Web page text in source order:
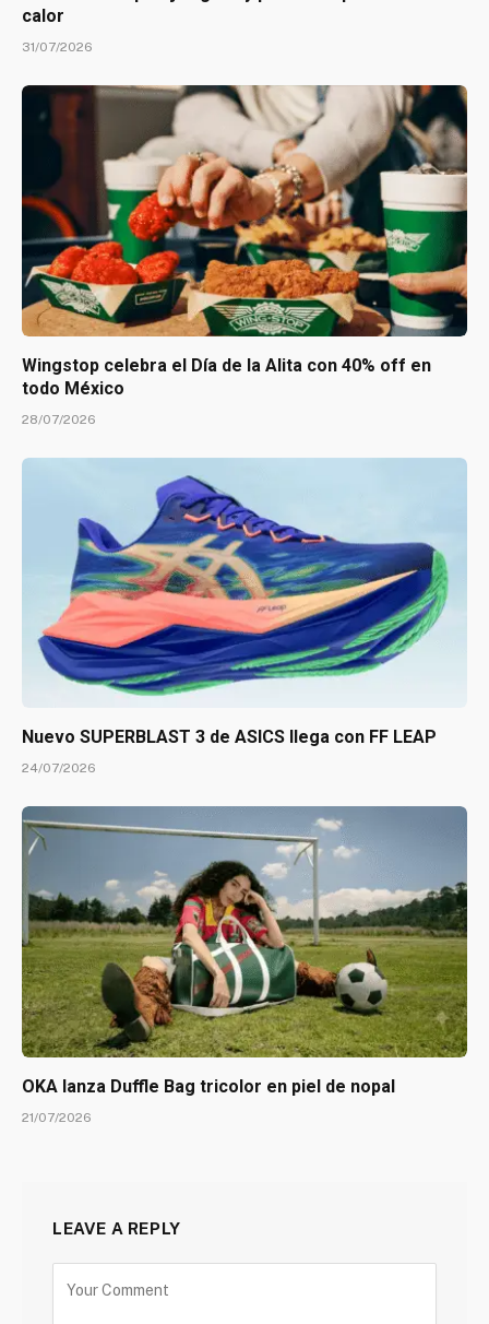
calor
31/07/2026
Wingstop celebra el Día de la Alita con 40% off en
todo México
28/07/2026
Nuevo SUPERBLAST 3 de ASICS llega con FF LEAP
24/07/2026
OKA lanza Duffle Bag tricolor en piel de nopal
21/07/2026
LEAVE A REPLY